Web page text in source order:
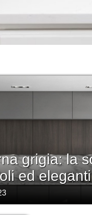
grigia: la
ed eleganti